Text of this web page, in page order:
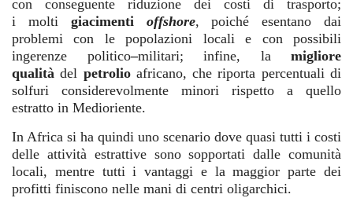
con conseguente riduzione dei costi di trasporto;
i molti giacimenti offshore, poiché esentano dai
problemi con le popolazioni locali e con possibili
ingerenze politico‒militari; infine, la migliore
qualità del petrolioafricano, che riporta percentuali di
solfuri considerevolmente minori rispetto a quello
estratto in Medioriente.
In Africa si ha quindi uno scenario dove quasi tutti i costi
delle attività estrattive sono sopportati dalle comunità
locali, mentre tutti i vantaggi e la maggior parte dei
profitti finiscono nelle mani di centri oligarchici.